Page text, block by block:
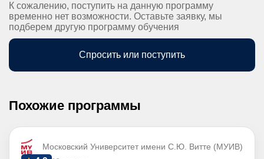
К сожалению, поступить на данную программу
временно нет возможности. Оставьте заявку, мы
подберем другую программу обучения
Спросить или поступить
Похожие программы
Московский Университет имени С.Ю. Витте (МУИВ)